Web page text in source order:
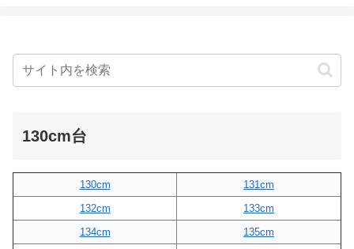
130cm台
130cm
131cm
132cm
133cm
134cm
135cm